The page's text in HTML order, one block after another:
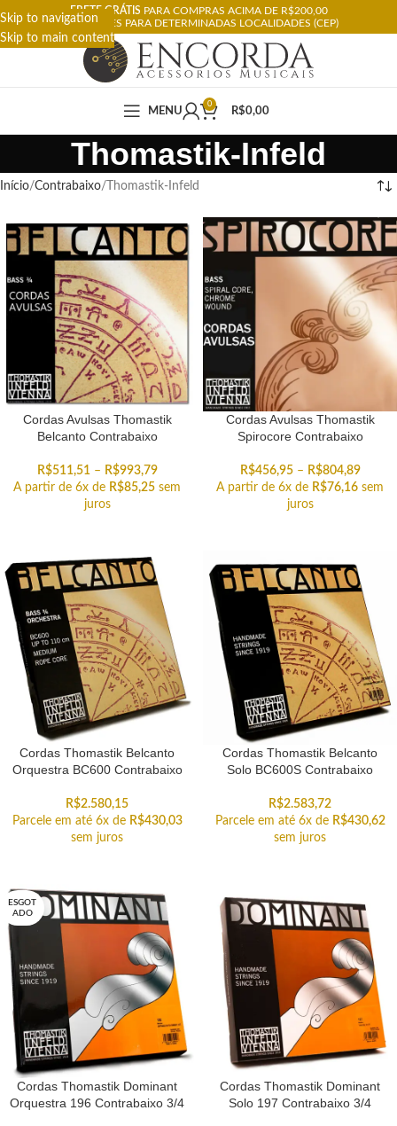
Skip to navigation
Skip to main content
FRETE GRÁTIS PARA COMPRAS ACIMA DE R$200,00
RESTRIÇÕES PARA DETERMINADAS LOCALIDADES (CEP)
MENU
0
R$0,00
Thomastik-Infeld
Início Contrabaixo Thomastik-Infeld
Cordas Avulsas Thomastik
Belcanto Contrabaixo
R$511,51 – R$993,79
A partir de 6x de R$85,25 sem
juros
Cordas Avulsas Thomastik
Spirocore Contrabaixo
R$456,95 – R$804,89
A partir de 6x de R$76,16 sem
juros
Cordas Thomastik Belcanto
Orquestra BC600 Contrabaixo
R$2.580,15
Parcele em até 6x de R$430,03
sem juros
Cordas Thomastik Belcanto
Solo BC600S Contrabaixo
R$2.583,72
Parcele em até 6x de R$430,62
sem juros
ESGOT
ADO
Cordas Thomastik Dominant
Orquestra 196 Contrabaixo 3/4
Cordas Thomastik Dominant
Solo 197 Contrabaixo 3/4